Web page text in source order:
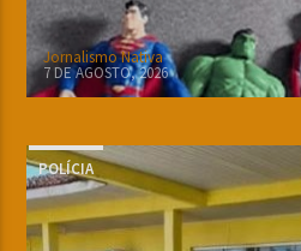
Jornalismo Nativa
7 DE AGOSTO, 2026
POLÍCIA